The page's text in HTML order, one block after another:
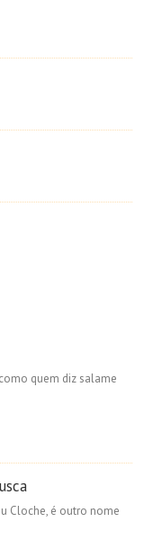
quem diz salame
Cloche, é outro nome